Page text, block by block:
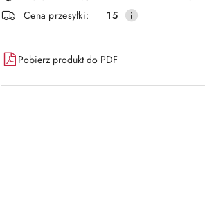
dostawa
Cena przesyłki:
15
Pobierz produkt do PDF